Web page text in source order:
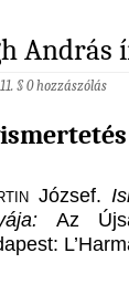
András
§0 hozzászólás
József.
Az